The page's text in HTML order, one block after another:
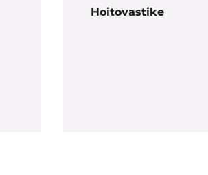
Hoitovastike